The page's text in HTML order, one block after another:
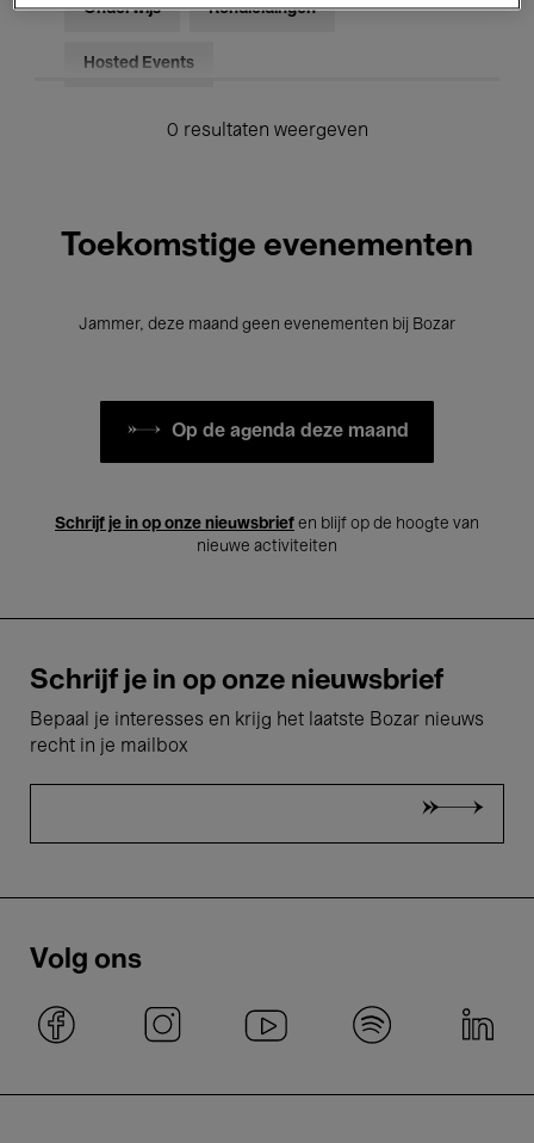
Onderwijs Rondleidingen
Hosted Events
0 resultaten weergeven
Toekomstige evenementen
Jammer, deze maand geen evenementen bij Bozar
Op de agenda deze maand
Schrijf je in op onze nieuwsbrief en blijf op de hoogte van
nieuwe activiteiten
Schrijf je in op onze nieuwsbrief
Bepaal je interesses en krijg het laatste Bozar nieuws
recht in je mailbox
Volg ons